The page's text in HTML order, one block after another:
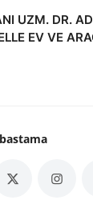
UZM. DR.
EV VE